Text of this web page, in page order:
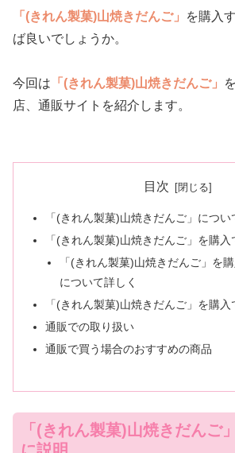
「(きれん製菓)山焼きだんご」
を購入
ば良いでしょうか。
今回は 「(きれん製菓)山焼きだんご」
店、通販サイトを紹介します。
目次
「(きれん製菓)山焼きだんご」につい
「(きれん製菓)山焼きだんご」を購
「(きれん製菓)山焼きだんご」を
について詳しく
「(きれん製菓)山焼きだんご」を購
通販での取り扱い
通販で買う場合のおすすめの商品
「(きれん製菓)山焼きだんご